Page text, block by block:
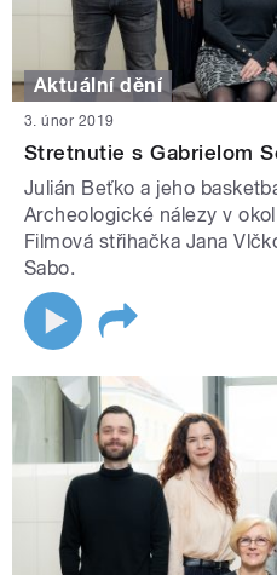
Aktuální dění
3. únor 2019
Stretnutie s Gabrielom
Julián Beťko a jeho
Archeologické nálezy v
Filmová střihačka Jana
Sabo.